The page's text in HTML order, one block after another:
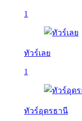
1
ทัวร์เลย
1
ทัวร์อุดรธานี